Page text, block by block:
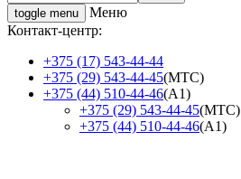
toggle menu
Меню
Контакт-центр:
+375 (17) 543-44-44
+375 (29) 543-44-45(МТС)
+375 (44) 510-44-46(А1)
+375 (29) 543-44-45(МТС)
+375 (44) 510-44-46(А1)